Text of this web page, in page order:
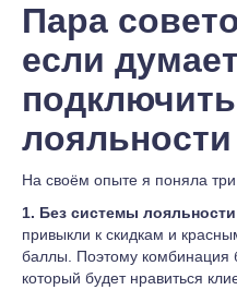
Пара
если
лояльности
На своём опыте я поняла
1. Без системы
привыкли к скидкам и
баллы. Поэтому комбинация
который будет нравиться